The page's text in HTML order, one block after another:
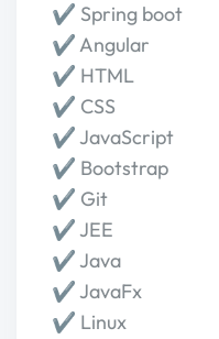
✔️ Spring boot
✔️ Angular
✔️ HTML
✔️ CSS
✔️ JavaScript
✔️ Bootstrap
✔️ Git
✔️ JEE
✔️ Java
✔️ JavaFx
✔️ Linux